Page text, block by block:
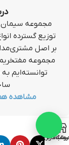
توزیع گسترده
بر اصل
مجموعه
توانسته‌ایم
مشاهده
کاربری من